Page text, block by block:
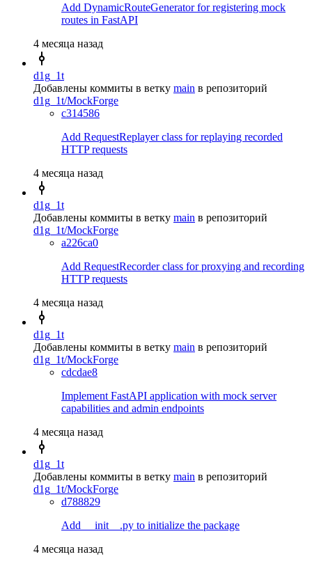
Add DynamicRouteGenerator for registering mock
routes in FastAPI
4 месяца назад
d1g_1t
Добавлены коммиты в ветку main в репозиторий
d1g_1t/MockForge
c314586
Add RequestReplayer class for replaying recorded
HTTP requests
4 месяца назад
d1g_1t
Добавлены коммиты в ветку main в репозиторий
d1g_1t/MockForge
a226ca0
Add RequestRecorder class for proxying and recording
HTTP requests
4 месяца назад
d1g_1t
Добавлены коммиты в ветку main в репозиторий
d1g_1t/MockForge
cdcdae8
Implement FastAPI application with mock server
capabilities and admin endpoints
4 месяца назад
d1g_1t
Добавлены коммиты в ветку main в репозиторий
d1g_1t/MockForge
d788829
Add __init__.py to initialize the package
4 месяца назад